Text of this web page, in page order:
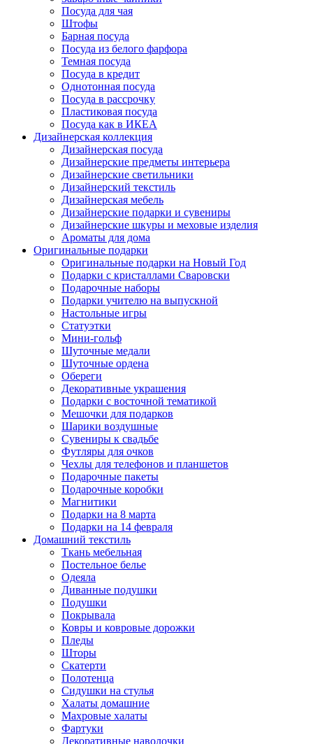
Посуда для чая
Штофы
Барная посуда
Посуда из белого фарфора
Темная посуда
Посуда в кредит
Однотонная посуда
Посуда в рассрочку
Пластиковая посуда
Посуда как в ИКЕА
Дизайнерская коллекция
Дизайнерская посуда
Дизайнерские предметы интерьера
Дизайнерские светильники
Дизайнерский текстиль
Дизайнерская мебель
Дизайнерские подарки и сувениры
Дизайнерские шкуры и меховые изделия
Ароматы для дома
Оригинальные подарки
Оригинальные подарки на Новый Год
Подарки с кристаллами Сваровски
Подарочные наборы
Подарки учителю на выпускной
Настольные игры
Статуэтки
Мини-гольф
Шуточные медали
Шуточные ордена
Обереги
Декоративные украшения
Подарки с восточной тематикой
Мешочки для подарков
Шарики воздушные
Сувениры к свадьбе
Футляры для очков
Чехлы для телефонов и планшетов
Подарочные пакеты
Подарочные коробки
Магнитики
Подарки на 8 марта
Подарки на 14 февраля
Домашний текстиль
Ткань мебельная
Постельное белье
Одеяла
Диванные подушки
Подушки
Покрывала
Ковры и ковровые дорожки
Пледы
Шторы
Скатерти
Полотенца
Сидушки на стулья
Халаты домашние
Махровые халаты
Фартуки
Декоративные наволочки